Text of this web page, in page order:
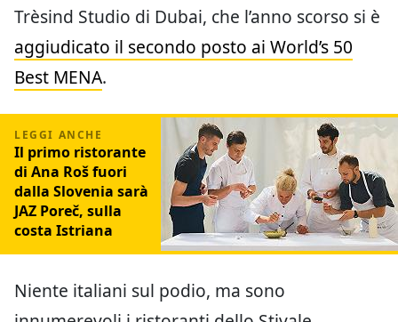
Trèsind Studio di Dubai, che l’anno scorso si è
aggiudicato il secondo posto ai World’s 50
Best MENA.
Il primo ristorante
di Ana Roš fuori
dalla Slovenia sarà
JAZ Poreč, sulla
costa Istriana
Niente italiani sul podio, ma sono